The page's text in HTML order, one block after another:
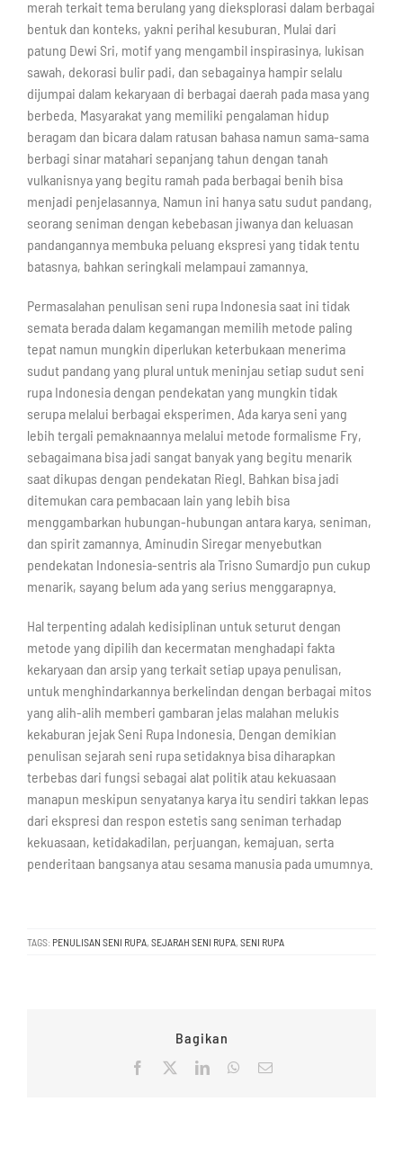
merah terkait tema berulang yang dieksplorasi dalam berbagai
bentuk dan konteks, yakni perihal kesuburan. Mulai dari
patung Dewi Sri, motif yang mengambil inspirasinya, lukisan
sawah, dekorasi bulir padi, dan sebagainya hampir selalu
dijumpai dalam kekaryaan di berbagai daerah pada masa yang
berbeda. Masyarakat yang memiliki pengalaman hidup
beragam dan bicara dalam ratusan bahasa namun sama-sama
berbagi sinar matahari sepanjang tahun dengan tanah
vulkanisnya yang begitu ramah pada berbagai benih bisa
menjadi penjelasannya. Namun ini hanya satu sudut pandang,
seorang seniman dengan kebebasan jiwanya dan keluasan
pandangannya membuka peluang ekspresi yang tidak tentu
batasnya, bahkan seringkali melampaui zamannya.
Permasalahan penulisan seni rupa Indonesia saat ini tidak
semata berada dalam kegamangan memilih metode paling
tepat namun mungkin diperlukan keterbukaan menerima
sudut pandang yang plural untuk meninjau setiap sudut seni
rupa Indonesia dengan pendekatan yang mungkin tidak
serupa melalui berbagai eksperimen. Ada karya seni yang
lebih tergali pemaknaannya melalui metode formalisme Fry,
sebagaimana bisa jadi sangat banyak yang begitu menarik
saat dikupas dengan pendekatan Riegl. Bahkan bisa jadi
ditemukan cara pembacaan lain yang lebih bisa
menggambarkan hubungan-hubungan antara karya, seniman,
dan spirit zamannya. Aminudin Siregar menyebutkan
pendekatan Indonesia-sentris ala Trisno Sumardjo pun cukup
menarik, sayang belum ada yang serius menggarapnya.
Hal terpenting adalah kedisiplinan untuk seturut dengan
metode yang dipilih dan kecermatan menghadapi fakta
kekaryaan dan arsip yang terkait setiap upaya penulisan,
untuk menghindarkannya berkelindan dengan berbagai mitos
yang alih-alih memberi gambaran jelas malahan melukis
kekaburan jejak Seni Rupa Indonesia. Dengan demikian
penulisan sejarah seni rupa setidaknya bisa diharapkan
terbebas dari fungsi sebagai alat politik atau kekuasaan
manapun meskipun senyatanya karya itu sendiri takkan lepas
dari ekspresi dan respon estetis sang seniman terhadap
kekuasaan, ketidakadilan, perjuangan, kemajuan, serta
penderitaan bangsanya atau sesama manusia pada umumnya.
TAGS: PENULISAN SENI RUPA, SEJARAH SENI RUPA, SENI RUPA
Bagikan
Facebook LinkedInWhatsApp
Email